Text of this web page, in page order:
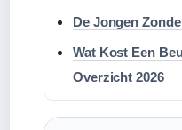
De Jongen
Wat Kost Een
Overzicht 2026